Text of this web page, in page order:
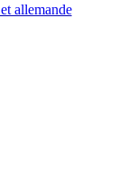
allemande